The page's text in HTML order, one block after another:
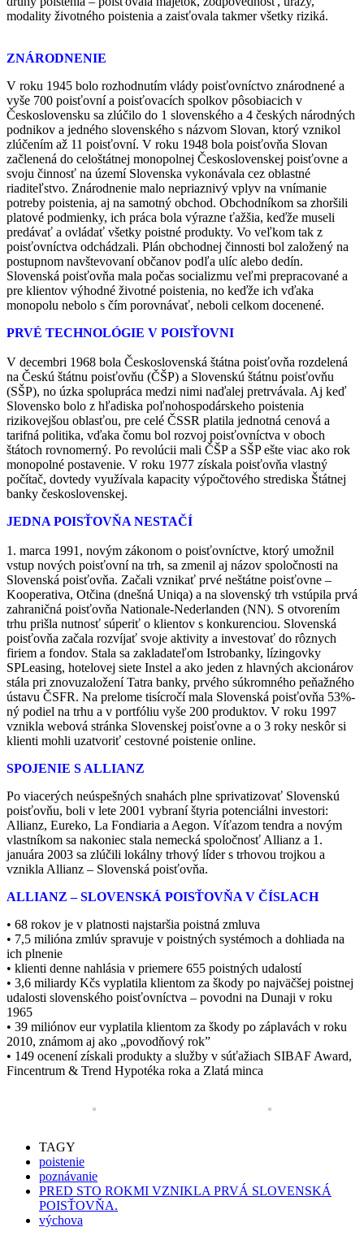
modality životného poistenia a zaisťovala takmer všetky riziká.
ZNÁRODNENIE
V roku 1945 bolo rozhodnutím vlády poisťovníctvo znárodnené a
vyše 700 poisťovní a poisťovacích spolkov pôsobiacich v
Československu sa zlúčilo do 1 slovenského a 4 českých národných
podnikov a jedného slovenského s názvom Slovan, ktorý vznikol
zlúčením až 11 poisťovní. V roku 1948 bola poisťovňa Slovan
začlenená do celoštátnej monopolnej Československej poisťovne a
svoju činnosť na území Slovenska vykonávala cez oblastné
riaditeľstvo. Znárodnenie malo nepriaznivý vplyv na vnímanie
potreby poistenia, aj na samotný obchod. Obchodníkom sa zhoršili
platové podmienky, ich práca bola výrazne ťažšia, keďže museli
predávať a ovládať všetky poistné produkty. Vo veľkom tak z
poisťovníctva odchádzali. Plán obchodnej činnosti bol založený na
postupnom navštevovaní občanov podľa ulíc alebo dedín.
Slovenská poisťovňa mala počas socializmu veľmi prepracované a
pre klientov výhodné životné poistenia, no keďže ich vďaka
monopolu nebolo s čím porovnávať, neboli celkom docenené.
PRVÉ TECHNOLÓGIE V POISŤOVNI
V decembri 1968 bola Československá štátna poisťovňa rozdelená
na Českú štátnu poisťovňu (ČŠP) a Slovenskú štátnu poisťovňu
(SŠP), no úzka spolupráca medzi nimi naďalej pretrvávala. Aj keď
Slovensko bolo z hľadiska poľnohospodárskeho poistenia
rizikovejšou oblasťou, pre celé ČSSR platila jednotná cenová a
tarifná politika, vďaka čomu bol rozvoj poisťovníctva v oboch
štátoch rovnomerný. Po revolúcii mali ČŠP a SŠP ešte viac ako rok
monopolné postavenie. V roku 1977 získala poisťovňa vlastný
počítač, dovtedy využívala kapacity výpočtového strediska Štátnej
banky československej.
JEDNA POISŤOVŇA NESTAČÍ
1. marca 1991, novým zákonom o poisťovníctve, ktorý umožnil
vstup nových poisťovní na trh, sa zmenil aj názov spoločnosti na
Slovenská poisťovňa. Začali vznikať prvé neštátne poisťovne –
Kooperativa, Otčina (dnešná Uniqa) a na slovenský trh vstúpila prvá
zahraničná poisťovňa Nationale-Nederlanden (NN). S otvorením
trhu prišla nutnosť súperiť o klientov s konkurenciou. Slovenská
poisťovňa začala rozvíjať svoje aktivity a investovať do rôznych
firiem a fondov. Stala sa zakladateľom Istrobanky, lízingovky
SPLeasing, hotelovej siete Instel a ako jeden z hlavných akcionárov
stála pri znovuzaložení Tatra banky, prvého súkromného peňažného
ústavu ČSFR. Na prelome tisícročí mala Slovenská poisťovňa 53%-
ný podiel na trhu a v portfóliu vyše 200 produktov. V roku 1997
vznikla webová stránka Slovenskej poisťovne a o 3 roky neskôr si
klienti mohli uzatvoriť cestovné poistenie online.
SPOJENIE S ALLIANZ
Po viacerých neúspešných snahách plne sprivatizovať Slovenskú
poisťovňu, boli v lete 2001 vybraní štyria potenciálni investori:
Allianz, Eureko, La Fondiaria a Aegon. Víťazom tendra a novým
vlastníkom sa nakoniec stala nemecká spoločnosť Allianz a 1.
januára 2003 sa zlúčili lokálny trhový líder s trhovou trojkou a
vznikla Allianz – Slovenská poisťovňa.
ALLIANZ – SLOVENSKÁ POISŤOVŇA V ČÍSLACH
• 68 rokov je v platnosti najstaršia poistná zmluva
• 7,5 milióna zmlúv spravuje v poistných systémoch a dohliada na
ich plnenie
• klienti denne nahlásia v priemere 655 poistných udalostí
• 3,6 miliardy Kčs vyplatila klientom za škody po najväčšej poistnej
udalosti slovenského poisťovníctva – povodni na Dunaji v roku
1965
• 39 miliónov eur vyplatila klientom za škody po záplavách v roku
2010, známom aj ako „povodňový rok”
• 149 ocenení získali produkty a služby v súťažiach SIBAF Award,
Fincentrum & Trend Hypotéka roka a Zlatá minca
TAGY
poistenie
poznávanie
PRED STO ROKMI VZNIKLA PRVÁ SLOVENSKÁ
POISŤOVŇA.
výchova